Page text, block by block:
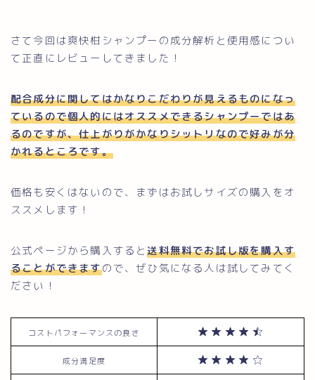
さて今回は爽快柑シャンプーの成分解析と使用感につい
て正直にレビューしてきました！
配合成分に関してはかなりこだわりが見えるものになっ
ているので個人的にはオススメできるシャンプーではあ
るのですが、仕上がりがかなりシットリなので好みが分
かれるところです。
価格も安くはないので、まずはお試しサイズの購入をオ
ススメします！
公式ページから購入すると送料無料でお試し版を購入す
ることができますので、ぜひ気になる人は試してみてく
ださい！
コストパフォーマンスの良さ
成分満足度